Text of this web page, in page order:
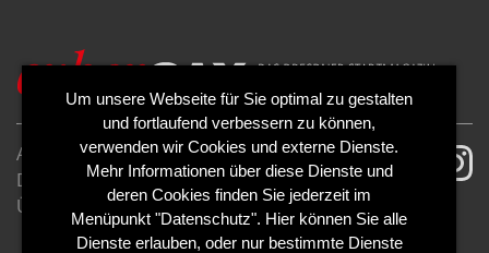
AGB
Impressum
Datenschutzerklärung
Cookies
Über uns
Kontakt
Mediadaten
Abo kündigen
Abo widerrufen
Um unsere Webseite für Sie optimal zu gestalten
und fortlaufend verbessern zu können,
verwenden wir Cookies und externe Dienste.
Mehr Informationen über diese Dienste und
deren Cookies finden Sie jederzeit im
Menüpunkt "Datenschutz". Hier können Sie alle
Dienste erlauben, oder nur bestimmte Dienste